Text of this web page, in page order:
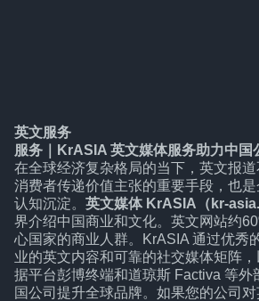
英文服务
服务
KrASIA 英文媒体服务助力中国
在全球经济复杂格局的当下，英文报
消费者传递价值主张的重要手段，也
认知沉淀。 英文媒体 KrASIA（kr-
界介绍中国商业和文化。英文网站约
心国家的商业人群。KrASIA 通过优秀
业的英文内容和可靠的社交媒体矩阵
据平台彭博终端和道琼斯 Factiva 等外
国公司提升全球品牌。如果您的公司